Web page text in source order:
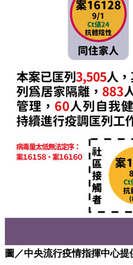
圖／中央流行疫情指揮中心提